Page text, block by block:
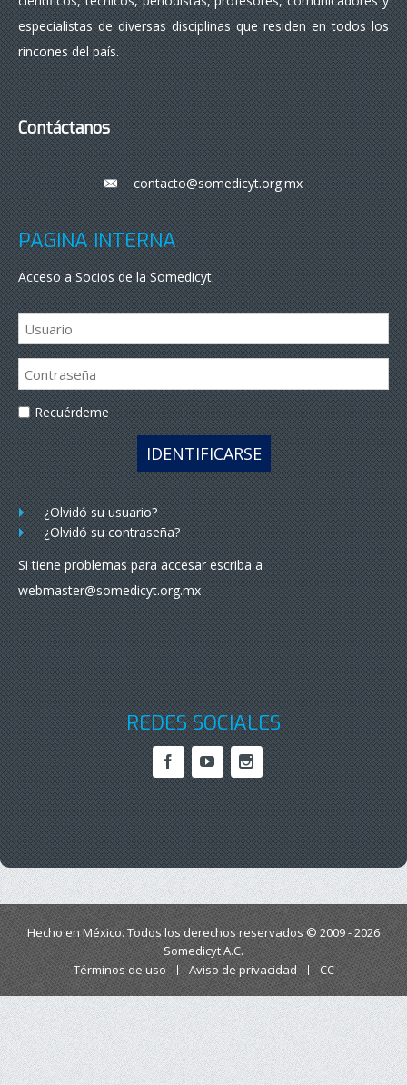
especialistas de diversas disciplinas que residen en todos los
rincones del país.
Contáctanos
___contacto@somedicyt.org.mx
PÁGINA INTERNA
Acceso a Socios de la Somedicyt:
Recuérdeme
IDENTIFICARSE
¿Olvidó su usuario?
¿Olvidó su contraseña?
Si tiene problemas para accesar escriba a
webmaster@somedicyt.org.mx
REDES SOCIALES
Hecho en México. Todos los derechos reservados © 2009 - 2026
Somedicyt A.C.
Términos de uso
Aviso de privacidad CC